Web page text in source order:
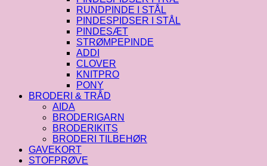
RUNDPINDE I STÅL
PINDESPIDSER I STÅL
PINDESÆT
STRØMPEPINDE
ADDI
CLOVER
KNITPRO
PONY
BRODERI & TRÅD
AIDA
BRODERIGARN
BRODERIKITS
BRODERI TILBEHØR
GAVEKORT
STOFPRØVE